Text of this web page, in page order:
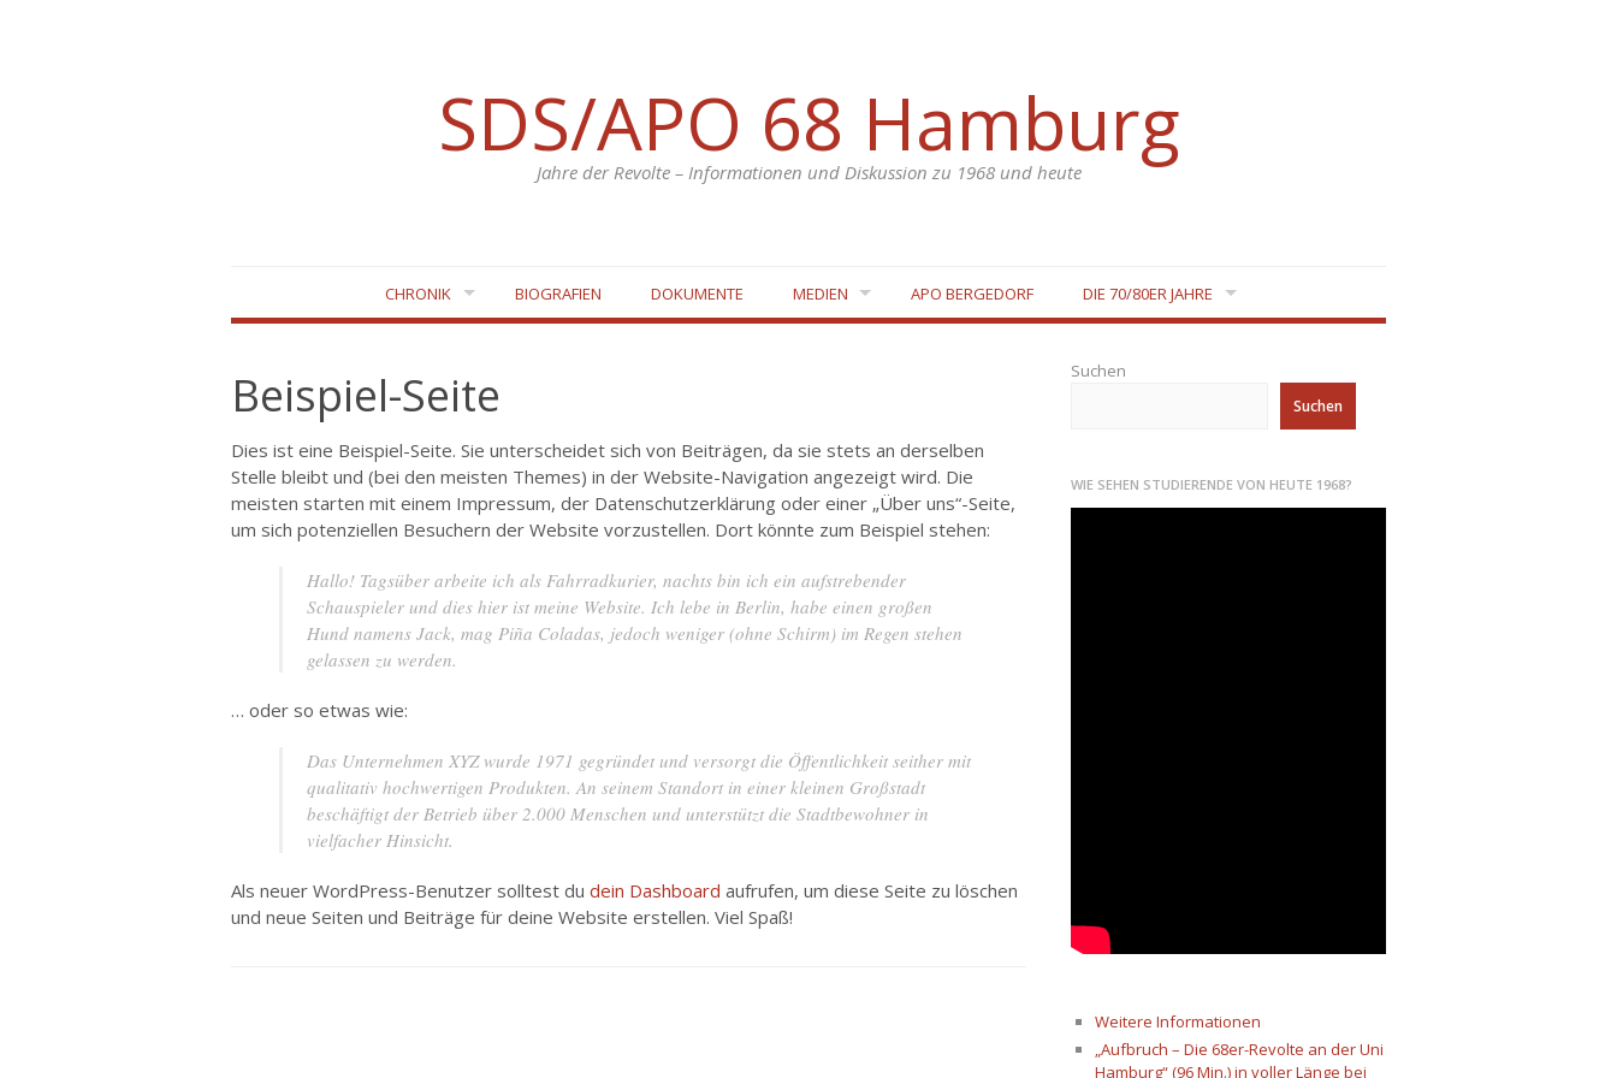
SDS/APO 68 Hamburg
Jahre der Revolte – Informationen und Diskussion zu 1968 und heute
springen
CHRONIK BIOGRAFIEN DOKUMENTE MEDIEN APO BERGEDORF DIE 70/80ER JAHRE
Beispiel-Seite
Dies ist eine Beispiel-Seite. Sie unterscheidet sich von Beiträgen, da sie stets an derselben
Stelle bleibt und (bei den meisten Themes) in der Website-Navigation angezeigt wird. Die
meisten starten mit einem Impressum, der Datenschutzerklärung oder einer „Über uns“-Seite,
um sich potenziellen Besuchern der Website vorzustellen. Dort könnte zum Beispiel stehen:
Hallo! Tagsüber arbeite ich als Fahrradkurier, nachts bin ich ein aufstrebender
Schauspieler und dies hier ist meine Website. Ich lebe in Berlin, habe einen großen
Hund namens Jack, mag Piña Coladas, jedoch weniger (ohne Schirm) im Regen stehen
gelassen zu werden.
… oder so etwas wie:
Das Unternehmen XYZ wurde 1971 gegründet und versorgt die Öffentlichkeit seither mit
qualitativ hochwertigen Produkten. An seinem Standort in einer kleinen Großstadt
beschäftigt der Betrieb über 2.000 Menschen und unterstützt die Stadtbewohner in
vielfacher Hinsicht.
Als neuer WordPress-Benutzer solltest du dein Dashboard aufrufen, um diese Seite zu löschen
und neue Seiten und Beiträge für deine Website erstellen. Viel Spaß!
Suchen
Suchen
WIE SEHEN STUDIERENDE VON HEUTE 1968?
Weitere Informationen
„Aufbruch – Die 68er-Revolte an der Uni
Hamburg“ (96 Min.) in voller Länge bei